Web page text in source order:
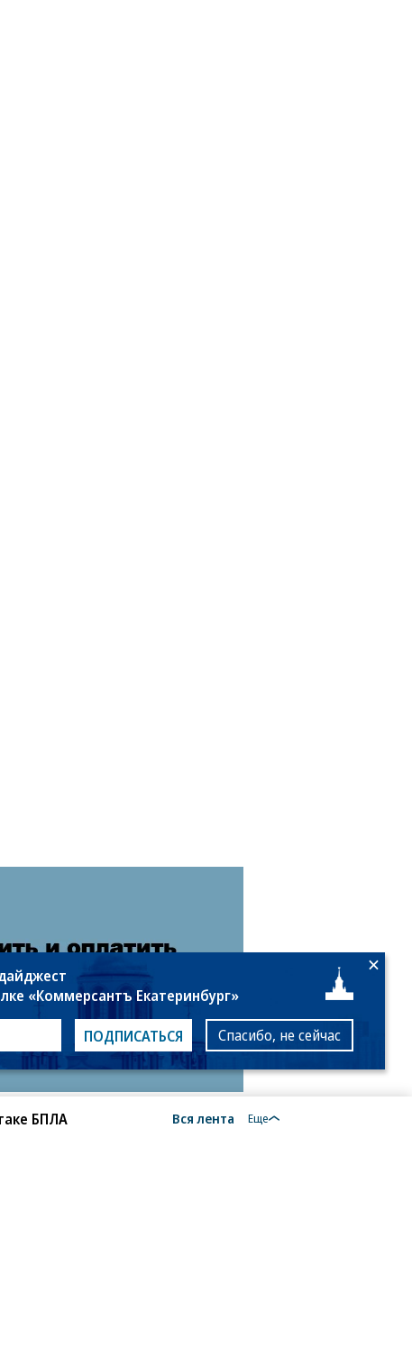
БПЛА Вся лента Еще
«Коммерсантъ Екатеринбург»
ПОДПИСАТЬСЯ Спасибо, не сейчас